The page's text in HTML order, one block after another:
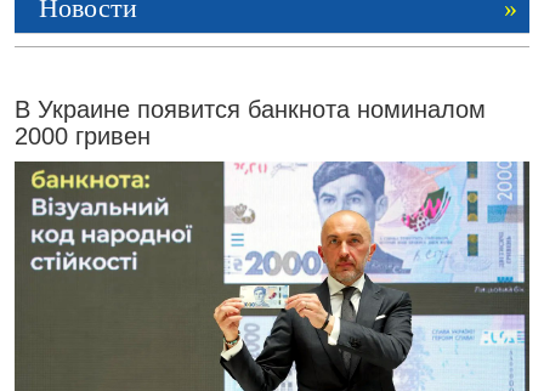
Новости »
В Украине появится банкнота номиналом
2000 гривен